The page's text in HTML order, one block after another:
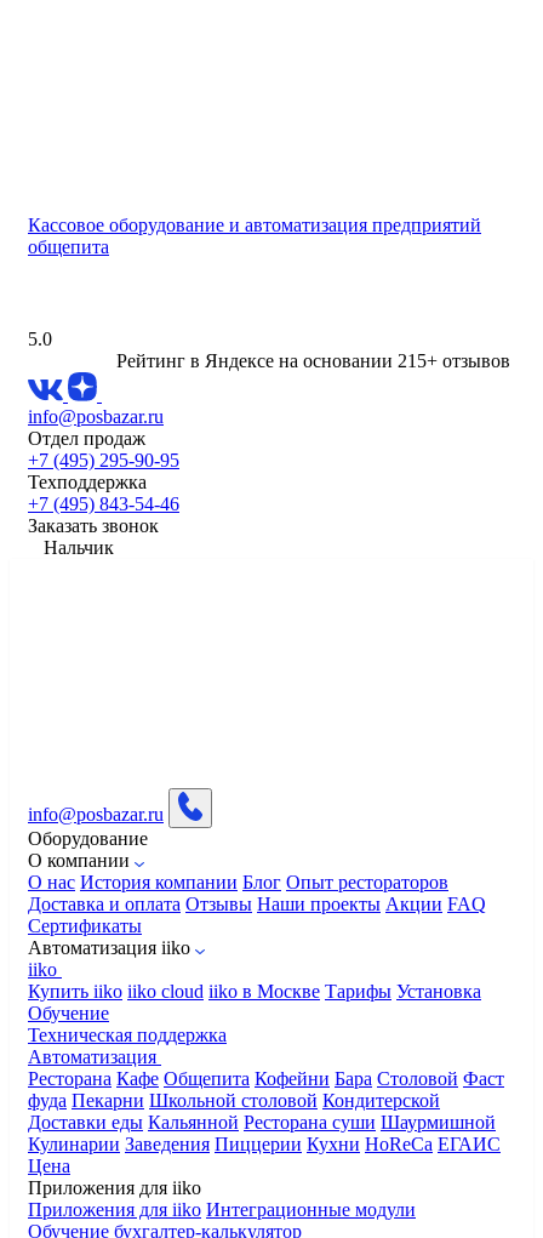
Кассовое оборудование и автоматизация предприятий
общепита
5.0
Рейтинг в Яндексе на основании 215+ отзывов
info@posbazar.ru
Отдел продаж
+7 (495) 295-90-95
Техподдержка
+7 (495) 843-54-46
Заказать звонок
Нальчик
info@posbazar.ru
Оборудование
О компании
О нас История компании Блог Опыт рестораторов
Доставка и оплата Отзывы Наши проекты Акции FAQ
Сертификаты
Автоматизация iiko
iiko
Купить iiko iiko cloud iiko в Москве Тарифы Установка
Обучение
Техническая поддержка
Автоматизация
Ресторана Кафе Общепита Кофейни Бара Столовой Фаст
фуда Пекарни Школьной столовой Кондитерской
Доставки еды Кальянной Ресторана суши Шаурмишной
Кулинарии Заведения Пиццерии Кухни HoReCa ЕГАИС
Цена
Приложения для iiko
Приложения для iiko Интеграционные модули
Обучение бухгалтер-калькулятор